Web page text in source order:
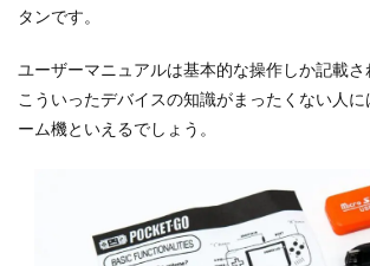
タンです。
ユーザーマニュアルは基本的な操作しか記載さ
こういったデバイスの知識がまったくない人
ーム機といえるでしょう。